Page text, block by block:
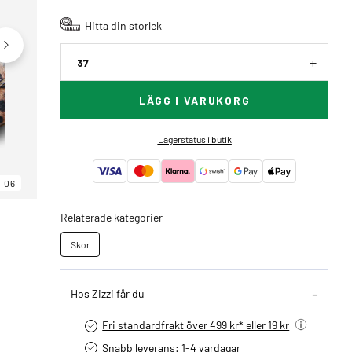
06 06 06
Hitta din storlek
37
LÄGG I VARUKORG
Lagerstatus i butik
Relaterade kategorier
Skor
Hos Zizzi får du
Fri standardfrakt över 499 kr* eller 19 kr
Snabb leverans: 1-4 vardagar